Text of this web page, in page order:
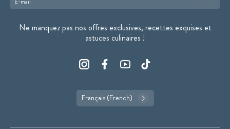
Format : adresse@email.com
Ne manquez pas nos offres exclusives, recettes exquises et
astuces culinaires !
Français (French)